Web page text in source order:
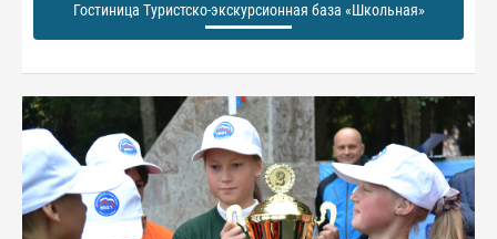
Гостиница Туристско-экскурсионная база «Школьная»